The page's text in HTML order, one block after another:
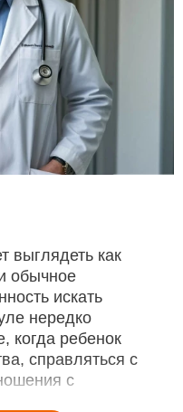
выглядеть как
обычное
искать
нередко
когда ребенок
справляться с
с